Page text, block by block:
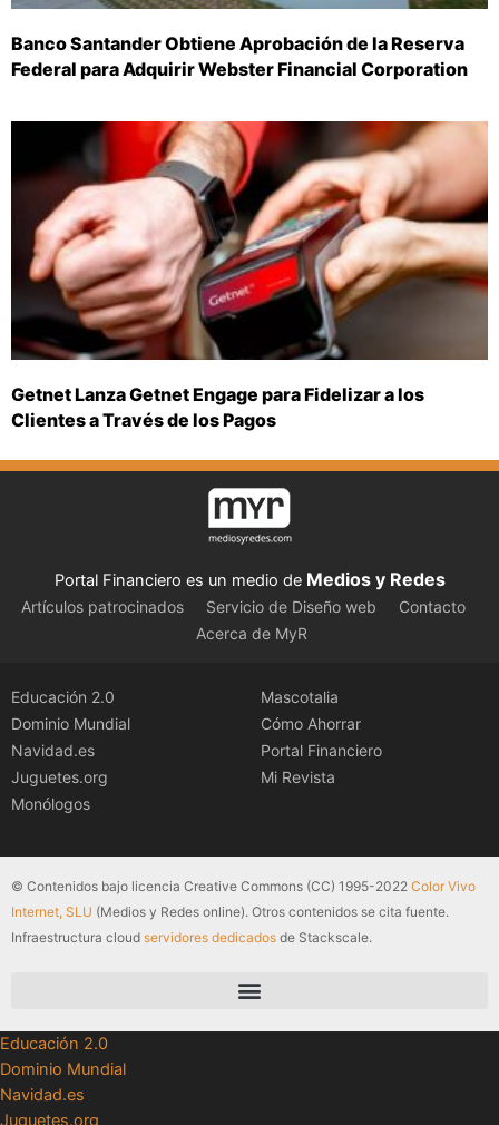
Banco Santander Obtiene Aprobación de la Reserva
Federal para Adquirir Webster Financial Corporation
Getnet Lanza Getnet Engage para Fidelizar a los
Clientes a Través de los Pagos
Portal Financiero es un medio de Medios y Redes
Artículos patrocinados Servicio de Diseño web
Contacto
Acerca de MyR
Educación 2.0
Dominio Mundial
Navidad.es
Juguetes.org
Monólogos
Mascotalia
Cómo Ahorrar
Portal Financiero
Mi Revista
© Contenidos bajo licencia Creative Commons (CC) 1995-2022 Color Vivo
Internet, SLU (Medios y Redes online). Otros contenidos se cita fuente.
Infraestructura cloud servidores dedicados de Stackscale.
Educación 2.0
Dominio Mundial
Navidad.es
Juguetes.org